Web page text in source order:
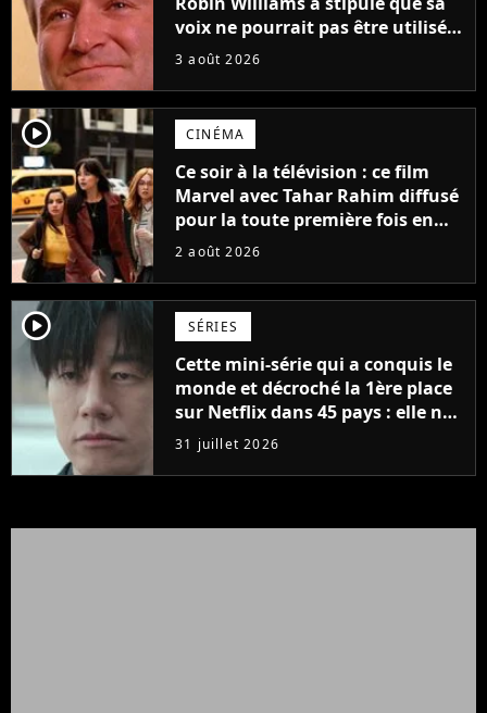
voix ne pourrait pas être utilisée
avant 2039, pourtant Disney
inédits
3 août 2026
player2 CINÉMA
Ce soir à la télévision : ce film
Marvel avec Tahar Rahim diffusé
pour la toute première fois en
France
2 août 2026
player2 SÉRIES
Cette mini-série qui a conquis le
monde et décroché la 1ère place
sur Netflix dans 45 pays : elle ne
compte que 10 épisodes et c'est
un phénomène mondial
31 juillet 2026